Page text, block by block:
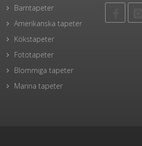
Barntapeter
Amerikanska tapeter
Kökstapeter
Fototapeter
Blommiga tapeter
Marina tapeter